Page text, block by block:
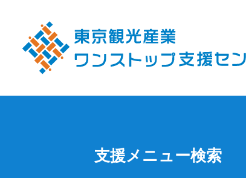
支援メニュー検索